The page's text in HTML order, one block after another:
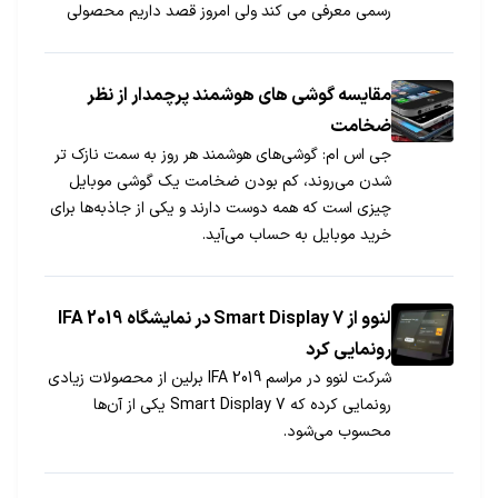
رسمی معرفی می کند ولی امروز قصد داریم محصولی
مقایسه گوشی های هوشمند پرچمدار از نظر
ضخامت
جی اس ام: گوشی‌های هوشمند هر روز به سمت نازک تر
شدن می‌روند، کم بودن ضخامت یک گوشی موبایل
چیزی است که همه دوست دارند و یکی از جاذبه‌ها برای
خرید موبایل به حساب می‌آید.
لنوو از Smart Display 7 در نمایشگاه IFA 2019
رونمایی کرد
شرکت لنوو در مراسم IFA 2019 برلین از محصولات زیادی
رونمایی کرده که Smart Display 7 یکی از آن‌ها
محسوب می‌شود.